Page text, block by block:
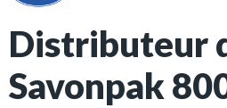
Distributeur
Savonpak